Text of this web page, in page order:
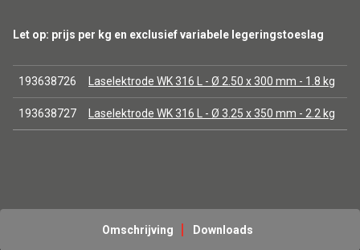
Let op: prijs per kg en exclusief variabele legeringstoeslag
193638726 Laselektrode WK 316 L - Ø 2.50 x 300 mm - 1.8 kg
193638727 Laselektrode WK 316 L - Ø 3.25 x 350 mm - 2.2 kg
Omschrijving Downloads